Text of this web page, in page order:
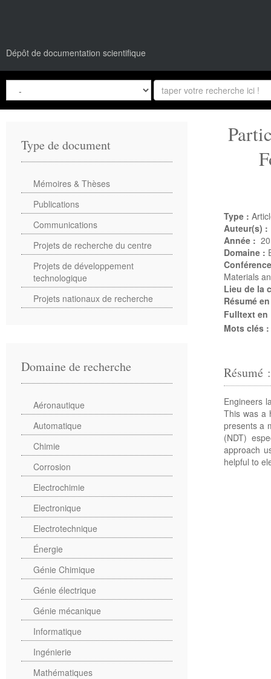
Dépôt de documentation scientifique
Type :
Auteur(s) :
Année :
Domaine :
Materials
Lieu de la
Résumé
Fulltext en
Mots clés :
Engineers
This was a
presents a
(NDT)
approach
helpful to
Type de document
Mémoires & Thèses
Publications
Communications
Projets de recherche du centre
Projets de développement
technologique
Projets nationaux de recherche
Domaine de recherche
Aéronautique
Automatique
Chimie
Corrosion
Electrochimie
Electronique
Electrotechnique
Énergie
Génie Chimique
Génie électrique
Génie mécanique
Informatique
Ingénierie
Mathématiques